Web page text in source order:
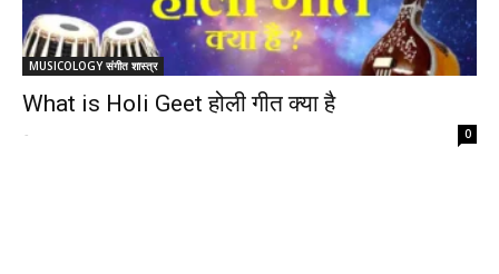
MUSICOLOGY संगीत शास्त्र
What is Holi Geet होली गीत क्या है
- 0